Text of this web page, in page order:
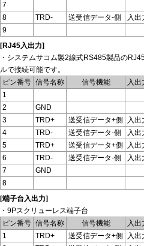
7
8
TRD- 送受信データ-側
入出
9
[RJ45入出力]
・システムサコム製2線式RS485製品の
ルで接続可能です。
ピン番号 信号名称 信号機能
入出
1
2
GND
3
TRD+ 送受信データ+側
入出
4
TRD- 送受信データ-側
入出
5
TRD+ 送受信データ+側
入出
6
TRD- 送受信データ-側
入出
7
GND
8
[端子台入出力]
・9Pスクリューレス端子台
ピン番号 信号名称 信号機能
入出
1
TRD+ 送受信データ+側
入出